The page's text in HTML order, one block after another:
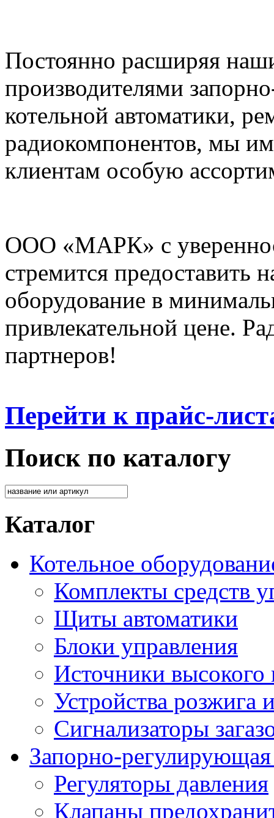
Постоянно расширяя
производителями
котельной автоматики,
радиокомпонентов, мы
клиентам особую
ООО «МАРК» с
стремится предоставить
оборудование в
привлекательной цене.
партнеров!
Перейти к прайс-
Поиск по каталогу
Каталог
Котельное
Комплекты средств
Щиты автоматики
Блоки управления
Источники высокого
Устройства розжига
Сигнализаторы
Запорно-регулирующая
Регуляторы давления
Клапаны